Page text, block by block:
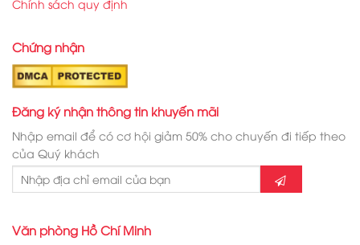
Chính sách quy định
Chứng nhận
Đăng ký nhận thông tin khuyến mãi
Nhập email để có cơ hội giảm 50% cho chuyến đi tiếp theo
của Quý khách
Văn phòng Hồ Chí Minh